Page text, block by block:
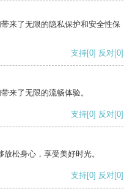
来了无限的隐私保护和安全性保
支持[0] 反对[0]
来了无限的流畅体验。
支持[0] 反对[0]
松身心，享受美好时光。
支持[0] 反对[0]